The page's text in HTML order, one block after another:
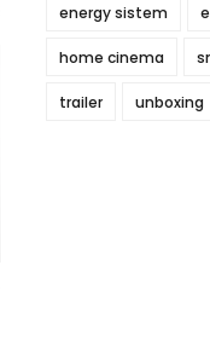
energy sistem
home cinema
trailer unboxing